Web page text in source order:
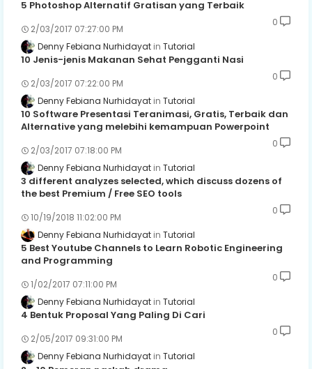
5 Photoshop Alternatif Gratisan yang Terbaik
2/03/2017 07:27:00 PM
0
Denny Febiana Nurhidayat Tutorial
10 Jenis-jenis Makanan Sehat Pengganti Nasi
2/03/2017 07:22:00 PM
0
Denny Febiana Nurhidayat Tutorial
10 Software Presentasi Teranimasi, Gratis, Terbaik dan
Alternative yang melebihi kemampuan Powerpoint
2/03/2017 07:18:00 PM
0
Denny Febiana Nurhidayat Tutorial
3 different analyzes selected, which discuss dozens of
the best Premium / Free SEO tools
10/19/2018 11:02:00 PM
0
Denny Febiana Nurhidayat Tutorial
5 Best Youtube Channels to Learn Robotic Engineering
and Programming
1/02/2017 07:11:00 PM
0
Denny Febiana Nurhidayat Tutorial
4 Bentuk Proposal Yang Paling Di Cari
2/05/2017 09:31:00 PM
0
Denny Febiana Nurhidayat Tutorial